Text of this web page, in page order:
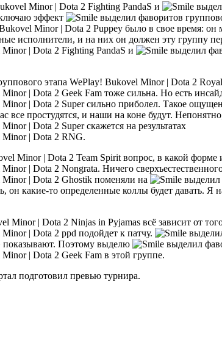
Fighting PandaS и
эффект
Puppey было в свое время: он
исполнители, и на них он должен эту группу
Fighting PandaS и
Geek Fam тоже сильна. Но есть
Super сильно приболел. Такое
простудятся, и наши на коне будут.
Super скажется на результатах
RNG.
Team Spirit вопрос, в какой форме
Nongrata. Ничего
Ghostik поменяли на
какие-то определенные коллы будет давать.
Ninjas in Pyjamas всё зависит от
ppd подойдет к патчу.
показывают. Поэтому выделю
Geek Fam в этой группе.
подготовил превью турнира.